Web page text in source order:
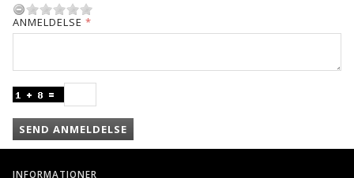
ANMELDELSE
SEND ANMELDELSE
INFORMATIONER